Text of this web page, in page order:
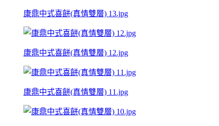
康鼎中式喜餅(真情雙層) 13.jpg
康鼎中式喜餅(真情雙層) 12.jpg
康鼎中式喜餅(真情雙層) 11.jpg